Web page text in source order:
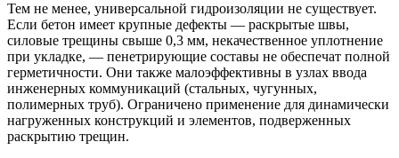
Тем не менее, универсальной гидроизоляции не существует.
Если бетон имеет крупные дефекты — раскрытые швы,
силовые трещины свыше 0,3 мм, некачественное уплотнение
при укладке, — пенетрирующие составы не обеспечат полной
герметичности. Они также малоэффективны в узлах ввода
инженерных коммуникаций (стальных, чугунных,
полимерных труб). Ограничено применение для динамически
нагруженных конструкций и элементов, подверженных
раскрытию трещин.